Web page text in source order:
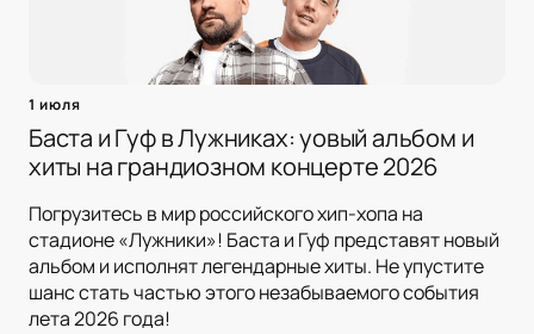
1 июля
Баста и Гуф в Лужниках: yовый альбом и
хиты на грандиозном концерте 2026
Погрузитесь в мир российского хип-хопа на
стадионе «Лужники»! Баста и Гуф представят новый
альбом и исполнят легендарные хиты. Не упустите
шанс стать частью этого незабываемого события
лета 2026 года!